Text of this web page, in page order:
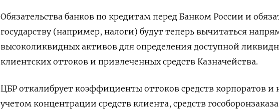
Обязательства банков по кредитам перед Банком России и
государству (например, налоги) будут теперь вычитаться
высоколиквидных активов для определения доступной
клиентских оттоков и привлеченных средств Казначейства.
ЦБР откалибрует коэффициенты оттоков средств корпоратов и
учетом концентрации средств клиента, средств